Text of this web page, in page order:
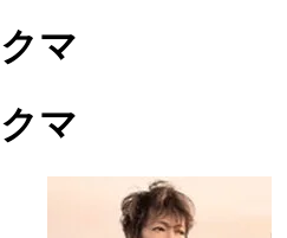
クマ
クマ